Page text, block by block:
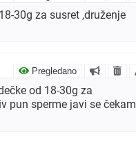
30g za susret ,druženje
Pregledano
od 18-30g za
pun sperme javi se čekam